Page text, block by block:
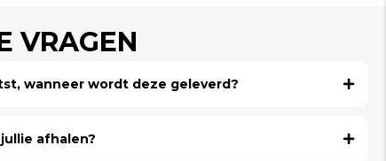
VRAGEN
wanneer wordt deze geleverd?
afhalen?